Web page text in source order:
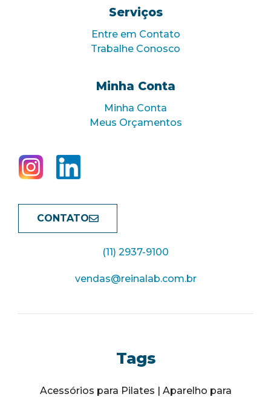
Serviços
Entre em Contato
Trabalhe Conosco
Minha Conta
Minha Conta
Meus Orçamentos
CONTATO
(11) 2937-9100
vendas@reinalab.com.br
Tags
Acessórios para Pilates | Aparelho para